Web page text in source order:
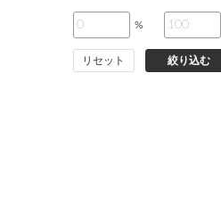
%
リセット 絞り込む